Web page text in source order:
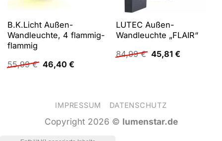
B.K.Licht Außen-
Wandleuchte, 4 flammig-
flammig
55,99€ Ursprünglicher
Preis
46,40 €Aktueller
LUTEC Außen-
Wandleuchte „FLAIR“
84,99€ Ursprünglicher
Preis
45,81 €Aktueller
IMPRESSUM DATENSCHUTZ
Copyright 2026 © lumenstar.de